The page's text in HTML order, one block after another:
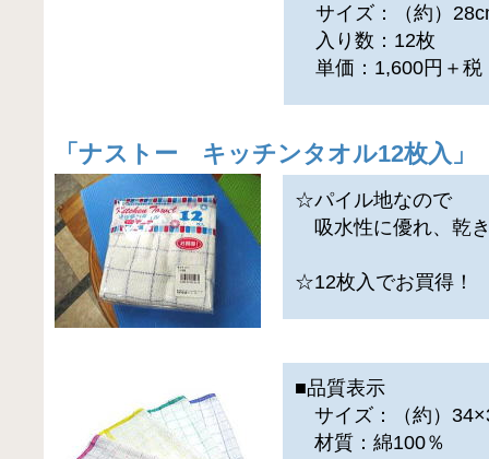
サイズ：（約）
入り数：12枚
単価：1,600円＋税
「 ナストー キッチンタオル12枚入 」
☆パイル地なので
吸水性に優れ、乾
☆12枚入でお買得！
■品質表示
サイズ：（約）
材質：綿100％